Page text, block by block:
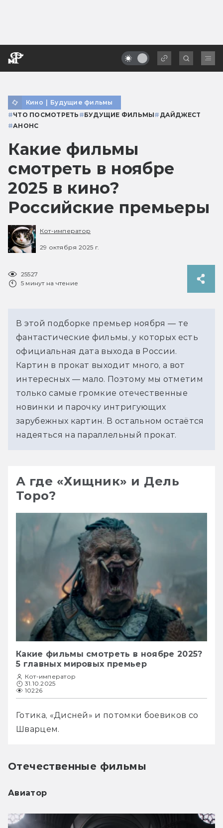
Кино | Будущие фильмы
#ЧТО ПОСМОТРЕТЬ #БУДУЩИЕ ФИЛЬМЫ# ДАЙДЖЕСТ
#АНОНС
Какие фильмы
смотреть в ноябре
2025 в кино?
Российские премьеры
Кот-император
29 октября 2025 г.
25527
5 минут на чтение
В этой подборке премьер ноября — те
фантастические фильмы, у которых есть
официальная дата выхода в России.
Картин в прокат выходит много, а вот
интересных — мало. Поэтому мы отметим
только самые громкие отечественные
новинки и парочку интригующих
зарубежных картин. В остальном остаётся
надеяться на параллельный прокат.
А где «Хищник» и Дель
Торо?
Какие фильмы смотреть в ноябре 2025?
5 главных мировых премьер
Кот-император
31.10.2025
10226
Готика, «Дисней» и потомки боевиков со
Шварцем.
Отечественные фильмы
Авиатор